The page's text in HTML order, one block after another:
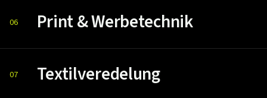
06 Print & Werbetechnik
07 Textilveredelung